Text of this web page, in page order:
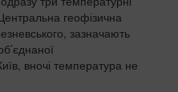
геофізична
зазначають
вночі температура не